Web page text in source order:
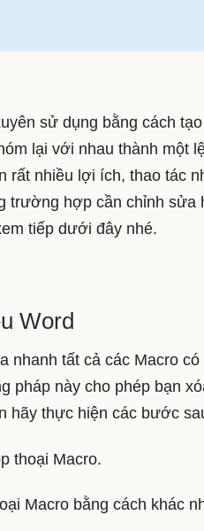
sử dụng bằng cách
lại với nhau thành một
rất nhiều lợi ích, thao tác
trường hợp cần chỉnh sửa
tiếp dưới đây nhé.
Word
nhanh tất cả các Macro có
pháp này cho phép bạn
hãy thực hiện các bước
thoại Macro.
Macro bằng cách khác